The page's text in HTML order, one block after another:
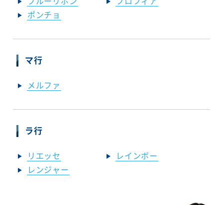
ポンチョ
マ行
メルファ
ラ行
リエッセ
レインボー
レンジャー